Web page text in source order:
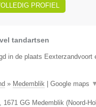
PROFIEL
tandartsen
in de plaats Eexterzandvoort
» Medemblik | Google maps ▼
1671 GG Medemblik (Noord-